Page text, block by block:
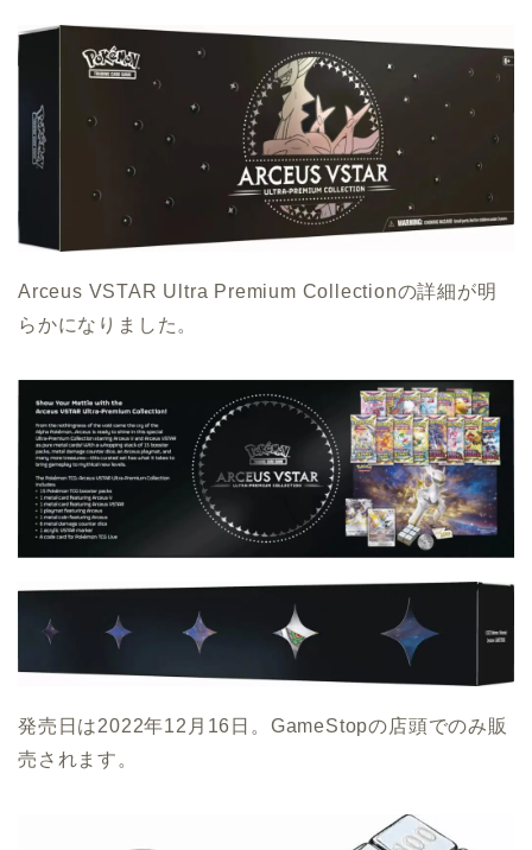
Arceus VSTAR Ultra Premium Collectionの詳細が明
らかになりました。
発売日は2022年12月16日。GameStopの店頭でのみ販
売されます。